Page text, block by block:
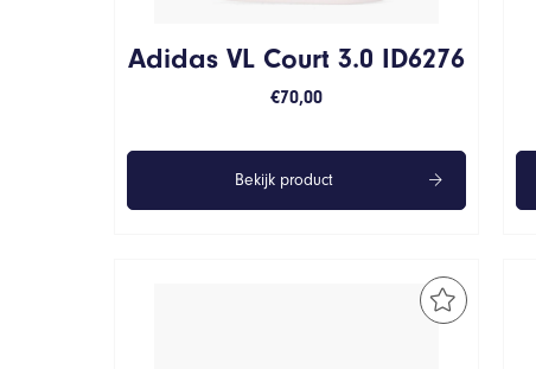
Adidas VL Court 3.0 ID6276
€70,00
Bekijk product